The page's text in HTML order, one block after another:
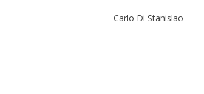
Carlo Di Stanislao